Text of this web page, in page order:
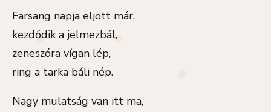
Farsang napja eljött már,
kezdődik a jelmezbál,
zeneszóra vígan lép,
ring a tarka báli nép.
Nagy mulatság van itt ma,